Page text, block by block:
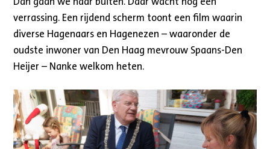
verrassing. Een rijdend scherm toont een film waarin
diverse Hagenaars en Hagenezen – waaronder de
oudste inwoner van Den Haag mevrouw Spaans-Den
Heijer – Nanke welkom heten.